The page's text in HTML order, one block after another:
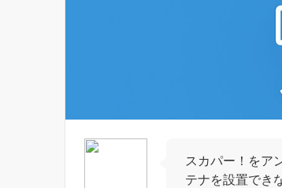
スカパー！をア
テナを設置でき